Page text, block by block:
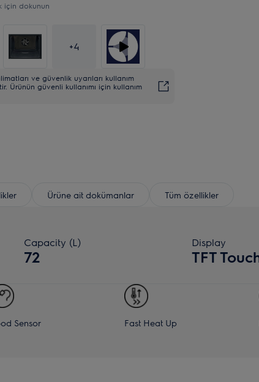
için dokunun
+4
ve güvenlik uyarıları kullanım
Ürünün güvenli kullanımı için kullanım
Ürüne ait dokümanlar Tüm özellikler
Capacity (L)
72
Display
TFT
Sensor Fast Heat Up